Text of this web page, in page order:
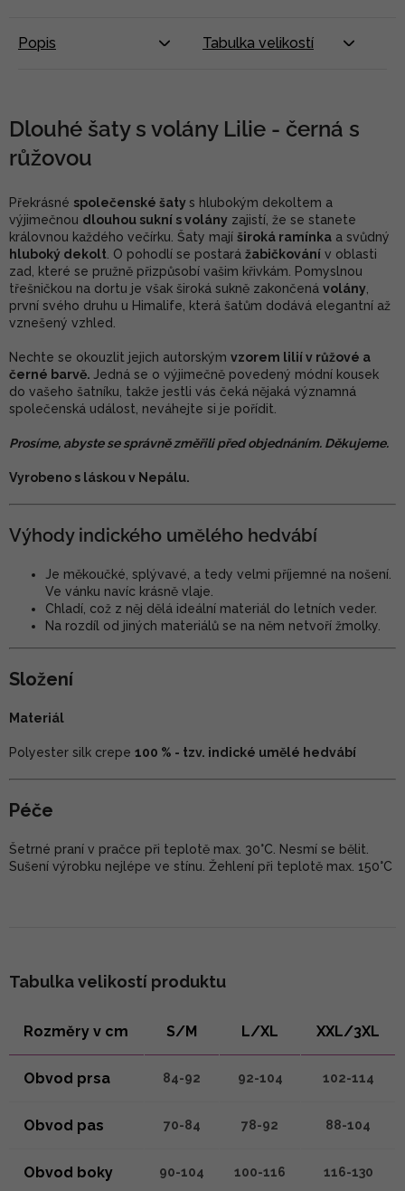
Popis Tabulka velikostí
Dlouhé šaty s volány Lilie - černá s
růžovou
Překrásné společenské šatys hlubokým dekoltem a
výjimečnou dlouhou sukní s volány zajistí, že se stanete
královnou každého večírku. Šaty mají široká ramínka a svůdný
hluboký dekolt . O pohodlí se postará žabičkování v oblasti
zad, které se pružně přizpůsobí vašim křivkám. Pomyslnou
třešničkou na dortu je však široká sukně zakončená volány
první svého druhu u Himalife, která šatům dodává elegantní až
vznešený vzhled.
Nechte se okouzlit jejich autorským vzorem lilií v růžové a
černé barvě. Jedná se o výjimečně povedený módní kousek
do vašeho šatníku, takže jestli vás čeká nějaká významná
společenská událost, neváhejte si je pořídit.
Prosíme, abyste se správně změřili před objednáním. Děkujeme.
Vyrobeno s láskou v Nepálu.
Výhody indického umělého hedvábí
Je měkoučké, splývavé, a tedy velmi příjemné na nošení.
Ve vánku navíc krásně vlaje.
Chladí, což z něj dělá ideální materiál do letních veder.
Na rozdíl od jiných materiálů se na něm netvoří žmolky.
Složení
Materiál
Polyester silk crepe 100 % - tzv. indické umělé hedvábí
Péče
Šetrné praní v pračce při teplotě max. 30°C. Nesmí se bělit.
Sušení výrobku nejlépe ve stínu. Žehlení při teplotě max. 150°C
Tabulka velikostí produktu
Rozměry v cm S/M L/XL XXL/3XL
Obvod prsa 84-92 92-104 102-114
Obvod pas 70-84 78-92 88-104
Obvod boky 90-104 100-116 116-130